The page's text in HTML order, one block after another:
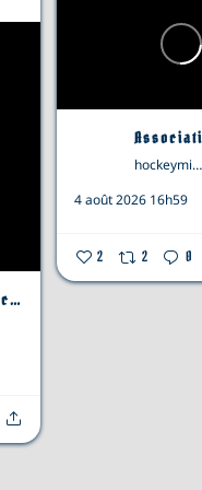
Association de hockey mineur de Saint-Hyacinthe
hockeymineursthyacinthe
4 août 2026 16h59
2 2 0